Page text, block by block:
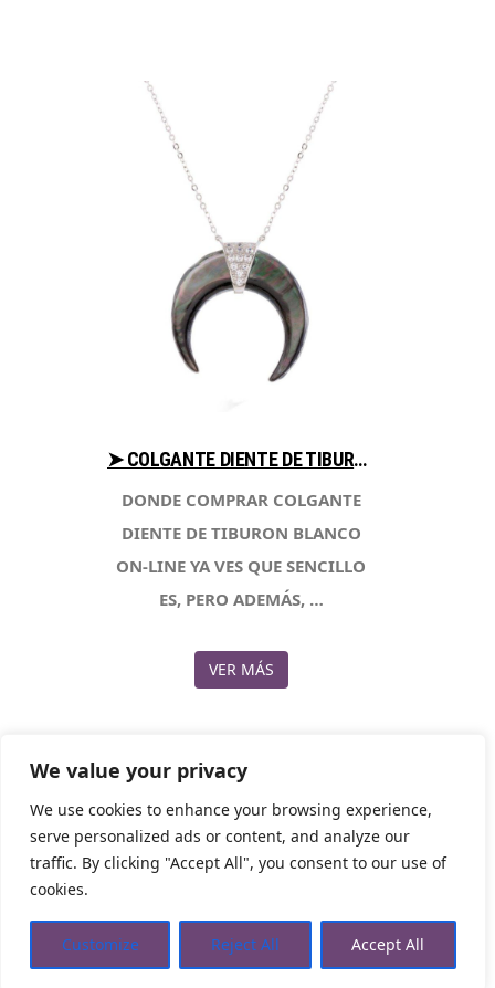
We value your privacy
We use cookies to enhance your browsing experience,
serve personalized ads or content, and analyze our
traffic. By clicking "Accept All", you consent to our use of
cookies.
Customize Reject All Accept All
➤ COLGANTE DIENTE DE TIBURON BLANCO AYUDA AL COMPRAR EN LIBRERIAESOTERICA.NET
DONDE COMPRAR COLGANTE
DIENTE DE TIBURON BLANCO
ON-LINE YA VES QUE SENCILLO
ES, PERO ADEMÁS, …
VER MÁS
Tienda Esotérica Online – Librería Esotérica,Proudly
powered by WordPress.
Privacidad
Aviso Legal Cookies Web